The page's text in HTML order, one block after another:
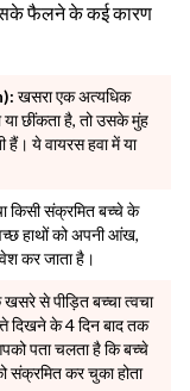
फैलने के कई कारण
खसरा एक अत्यधिक
छींकता है, तो उसके मुंह
ये वायरस हवा में या
किसी संक्रमित बच्चे के
हाथों को अपनी आंख,
कर जाता है।
से पीड़ित बच्चा त्वचा
दिखने के 4 दिन बाद तक
पता चलता है कि बच्चे
संक्रमित कर चुका होता